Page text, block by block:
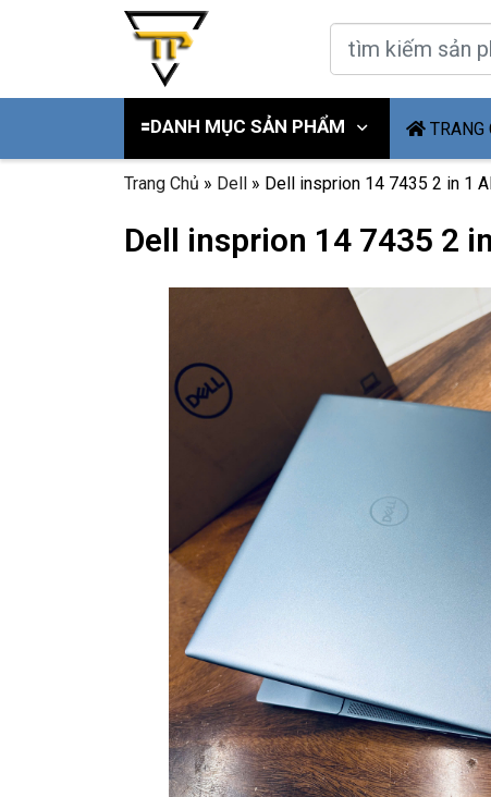
🟰DANH MỤC SẢN PHẨM TRANG
Trang Chủ » Dell » Dell insprion 14 7435 2 in 1
Dell insprion 14 7435 2